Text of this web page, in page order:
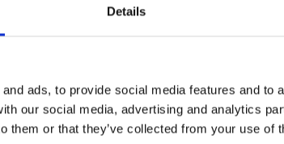
Details
ads, to provide social media features and to
our social media, advertising and analytics
them or that they’ve collected from your use of
MESE